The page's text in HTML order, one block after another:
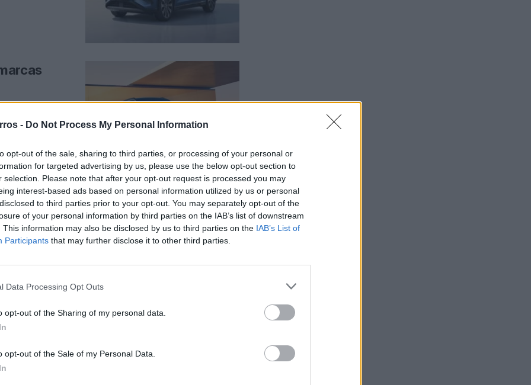
- Do Not Process My Personal Information
opt-out of the sale, sharing to third parties, or processing of your personal or
for targeted advertising by us, please use the below opt-out section to
selection. Please note that after your opt-out request is processed you may
interest-based ads based on personal information utilized by us or personal
to third parties prior to your opt-out. You may separately opt-out of the
of your personal information by third parties on the IAB’s list of downstream
This information may also be disclosed by us to third parties on the IAB’s List of
Participants that may further disclose it to other third parties.
Data Processing Opt Outs
opt-out of the Sharing of my personal data.
opt-out of the Sale of my Personal Data.
Portugal.
- Elon Musk
1:24, com